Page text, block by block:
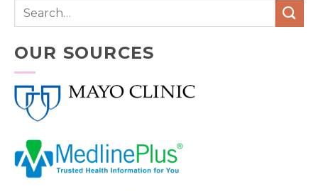
OUR SOURCES